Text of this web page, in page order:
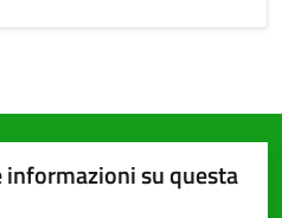
informazioni su questa